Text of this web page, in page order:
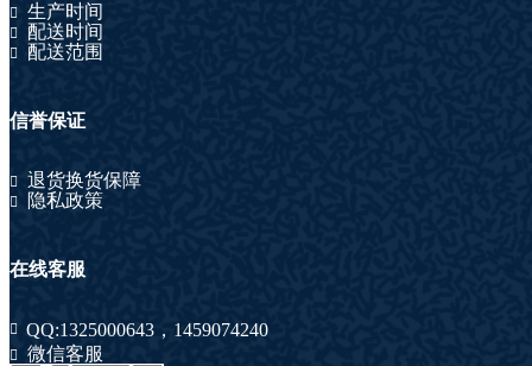
生产时间
配送时间
配送范围
信誉保证
退货换货保障
隐私政策
在线客服
QQ:1325000643 ， 1459074240
微信客服